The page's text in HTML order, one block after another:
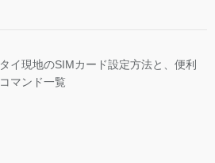
タイ現地のSIMカード設定方法と、便利
コマンド一覧